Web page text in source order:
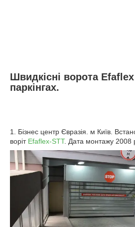
Швидкісні ворота
паркінгах.
1. Бізнес центр Євразія. м Київ.
воріт Efaflex-STT. Дата монтажу 2008